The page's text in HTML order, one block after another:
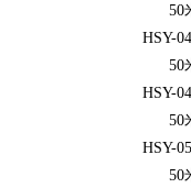
50
50
50
50